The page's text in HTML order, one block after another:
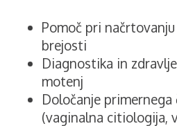
Pomoč pri
brejosti
Diagnostika in
motenj
Določanje primernega
(vaginalna citiologija,